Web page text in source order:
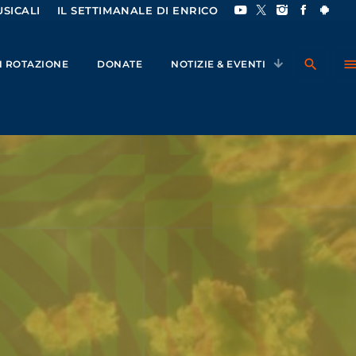
IL SETTIMANALE DI ENRICO
ROTAZIONE DONATE NOTIZIE & EVENTI search